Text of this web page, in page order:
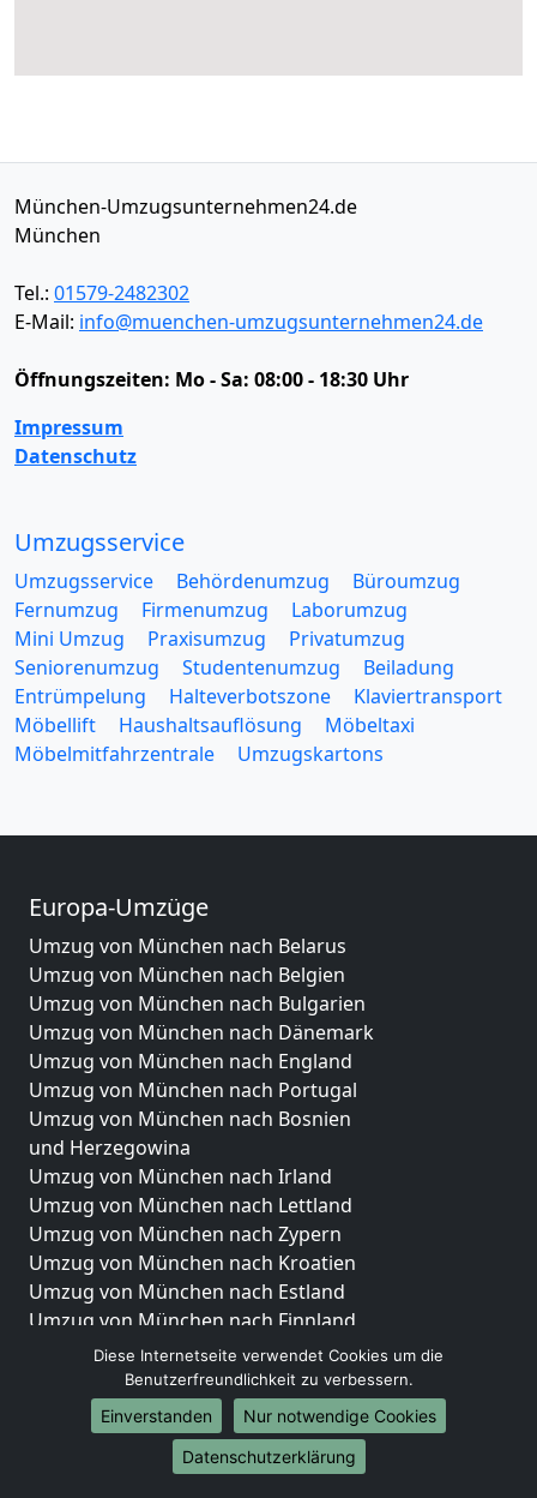
München-Umzugsunternehmen24.de
München
Tel.: 01579-2482302
E-Mail: info@muenchen-umzugsunternehmen24.de
Öffnungszeiten: Mo - Sa: 08:00 - 18:30 Uhr
Impressum
Datenschutz
Umzugsservice
Umzugsservice Behördenumzug
Büroumzug
Fernumzug
Firmenumzug
Laborumzug
Mini Umzug
Praxisumzug
Privatumzug
Seniorenumzug
Studentenumzug
Beiladung
Entrümpelung
Halteverbotszone
Klaviertransport
Möbellift
Haushaltsauflösung
Möbeltaxi
Möbelmitfahrzentrale
Umzugskartons
Europa-Umzüge
Umzug von München nach Belarus
Umzug von München nach Belgien
Umzug von München nach Bulgarien
Umzug von München nach Dänemark
Umzug von München nach England
Umzug von München nach Portugal
Umzug von München nach Bosnien
und Herzegowina
Umzug von München nach Irland
Umzug von München nach Lettland
Umzug von München nach Zypern
Umzug von München nach Kroatien
Umzug von München nach Estland
Umzug von München nach Finnland
Umzug von München nach Frankreich
Umzug von München nach Griechenland
Umzug von München nach Italien
Umzug von München nach Liechtenstein
Umzug von München nach Luxemburg
Diese Internetseite verwendet Cookies um die
Benutzerfreundlichkeit zu verbessern.
Einverstanden
Nur notwendige Cookies
Datenschutzerklärung